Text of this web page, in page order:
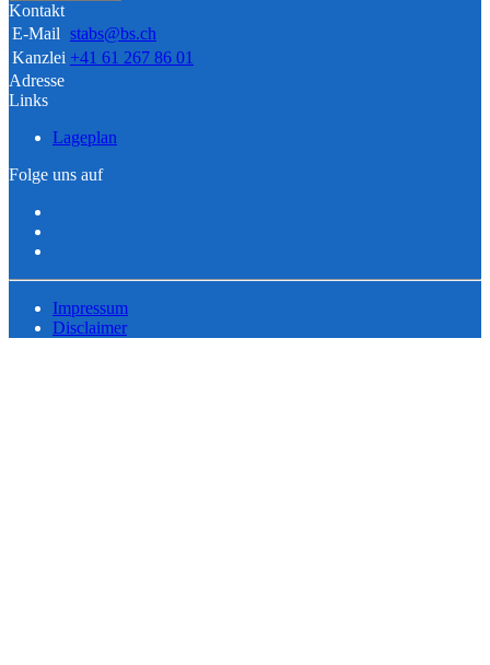
Kontakt
E-Mail stabs@bs.ch
Kanzlei +41 61 267 86 01
Adresse
Links
Lageplan
Folge uns auf
Impressum
Disclaimer